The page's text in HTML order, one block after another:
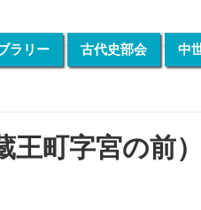
ラリー 古代史部会 中
町字宮の前）